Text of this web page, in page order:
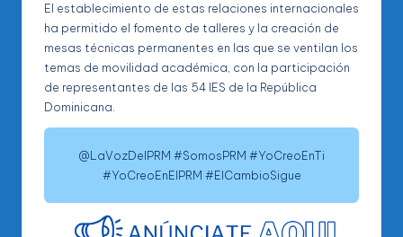
El establecimiento de estas relaciones internacionales
ha permitido el fomento de talleres y la creación de
mesas técnicas permanentes en las que se ventilan los
temas de movilidad académica, con la participación
de representantes de las 54 IES de la República
Dominicana.
@LaVozDelPRM #SomosPRM #YoCreoEnTi
#YoCreoEnElPRM #ElCambioSigue